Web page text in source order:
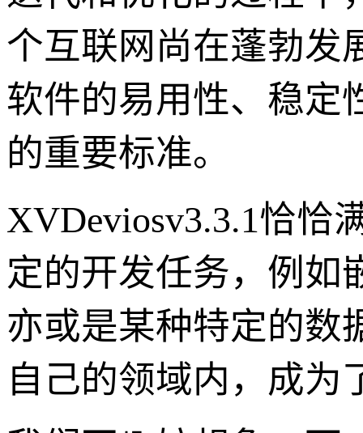
个互联网尚在蓬勃发
软件的易用性、稳定
的重要标准。
XVDeviosv3.3.1恰恰
定的开发任务，例如
亦或是某种特定的数
自己的领域内，成为